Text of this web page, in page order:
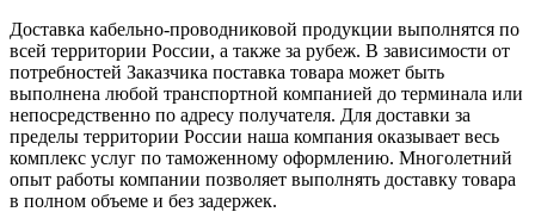
Доставка кабельно-проводниковой продукции выполнятся по
всей территории России, а также за рубеж. В зависимости от
потребностей Заказчика поставка товара может быть
выполнена любой транспортной компанией до терминала или
непосредственно по адресу получателя. Для доставки за
пределы территории России наша компания оказывает весь
комплекс услуг по таможенному оформлению. Многолетний
опыт работы компании позволяет выполнять доставку товара
в полном объеме и без задержек.